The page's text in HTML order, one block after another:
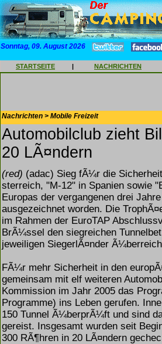
Sonntag, 09. August 2026
STARTSEITE | NACHRICHTEN
Nachrichten > Mobile Freizeit
Automobilclub zieht
20 LÃ¤ndern
(red) (adac) Sieg fÃ¼r die
sterreich, "M-12" in Spanien sowie
Europas der vergangenen drei
ausgezeichnet worden. Die
im Rahmen der EuroTAP
BrÃ¼ssel den siegreichen
jeweiligen SiegerlÃ¤nder
FÃ¼r mehr Sicherheit in den
gemeinsam mit elf weiteren
Kommission im Jahr 2005 das
Programme) ins Leben gerufen.
150 Tunnel Ã¼berprÃ¼ft und sind
gereist. Insgesamt wurden seit
300 RÃ¶hren in 20 LÃ¤ndern